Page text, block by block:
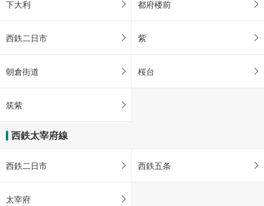
下大利 都府楼前
西鉄二日市 紫
朝倉街道 桜台
筑紫
西鉄太宰府線
西鉄二日市 西鉄五条
太宰府